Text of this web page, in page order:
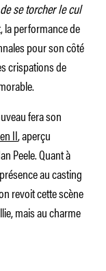
se torcher le cul
performance de
pour son côté
crispations de
fera son
II, aperçu
Peele. Quant à
au casting
revoit cette scène
mais au charme